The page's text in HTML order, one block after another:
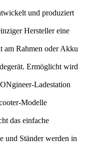
und produziert
Hersteller eine
Rahmen oder Akku
Ermöglicht wird
Ladestation
Modelle
das einfache
und Ständer werden in